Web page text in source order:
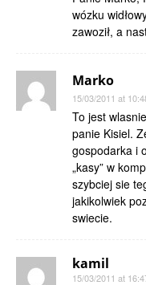
wózku
zawoził, a
Marko
15/03/2011 at
To jest
panie Kisiel.
gospodarka i
„kasy” w
szybciej sie
jakikolwiek
swiecie.
kamil
15/03/2011 at